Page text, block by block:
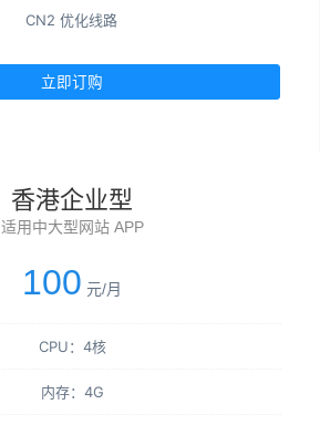
CN2 优化线路
立即订购
香港企业型
适用中大型网站 APP
100 元/月
CPU：4核
内存：4G